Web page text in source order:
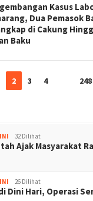
Kasus
Dua Pemasok
di Cakung
Baku
2 3 4 248
32 Dilihat
Ajak Masyarakat
26 Dilihat
Dini Hari, Operasi